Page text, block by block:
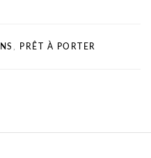
PRÊT À PORTER